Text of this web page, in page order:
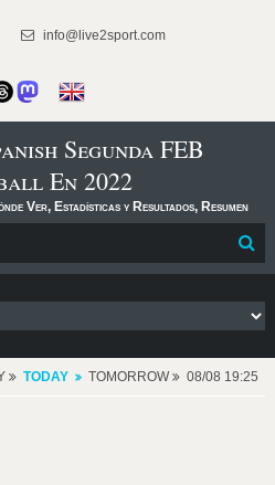
info@live2sport.com
Segunda FEB
En 2022
Ver, Estadísticas y Resultados, Resumen
TODAY TOMORROW 08/08 19:25